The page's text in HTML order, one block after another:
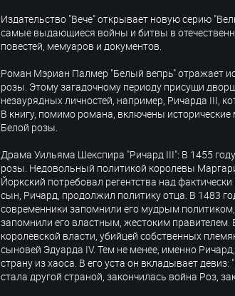
Издательство "Вече" открывает новую серию
самые выдающиеся войны и битвы в
повестей, мемуаров и документов.
Роман Мэриан Палмер "Белый вепрь" отражает
розы. Этому загадочному периоду присущи
незаурядных личностей, например, Ричарда III,
В книгу, помимо романа, включены
Белой розы.
Драма Уильяма Шекспира "Ричард III": В 1455
розы. Недовольный политикой королевы
Йоркский потребовал регентства над
сын, Ричард, продолжил политику отца. В 1483
современники запомнили его мудрым
запомнили его властным, жестоким
королевской власти, убийцей собственных
сыновей Эдуарда IV. Тем не менее, именно
страну из хаоса. В его уста он вкладывает
стала другой страной, закончилась война Роз,